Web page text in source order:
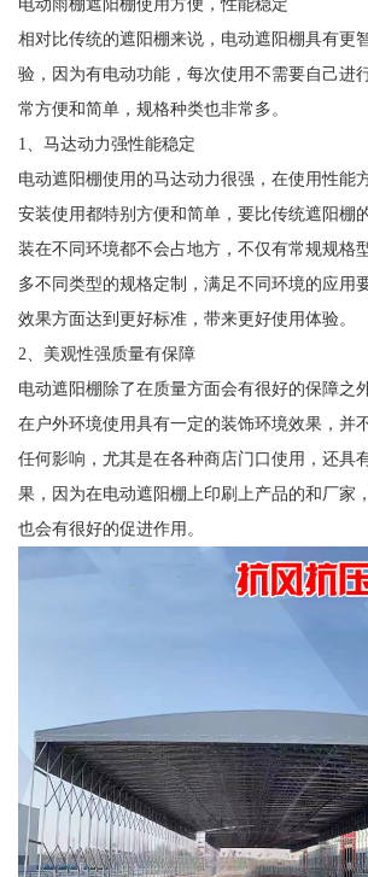
电动雨棚遮阳棚使用方便，性能稳定
相对比传统的遮阳棚来说，电动遮阳棚具有更
验，因为有电动功能，每次使用不需要自己进
常方便和简单，规格种类也非常多。
1、马达动力强性能稳定
电动遮阳棚使用的马达动力很强，在使用性能
安装使用都特别方便和简单，要比传统遮阳棚
装在不同环境都不会占地方，不仅有常规规格
多不同类型的规格定制，满足不同环境的应用
效果方面达到更好标准，带来更好使用体验。
2、美观性强质量有保障
电动遮阳棚除了在质量方面会有很好的保障之
在户外环境使用具有一定的装饰环境效果，并
任何影响，尤其是在各种商店门口使用，还具
果，因为在电动遮阳棚上印刷上产品的和厂家
也会有很好的促进作用。